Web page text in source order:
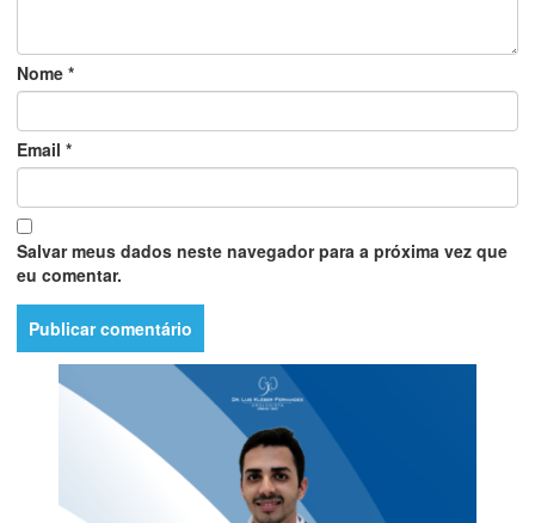
Nome *
Email *
Salvar meus dados neste navegador para a próxima vez que
eu comentar.